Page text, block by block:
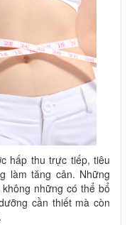
hấp thu trực tiếp, tiêu
làm tăng cân. Những
những có thể bổ
cần thiết mà còn